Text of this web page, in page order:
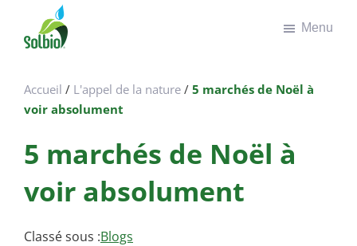
contenu
page
Solbio
green
road
Menu
Accueil / L'appel de la nature / 5 marchés de Noël à
voir absolument
5 marchés de Noël à
voir absolument
Classé sous :Blogs